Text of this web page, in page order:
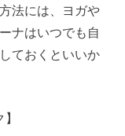
法には、ヨガや
ナはいつでも自
ておくといいか